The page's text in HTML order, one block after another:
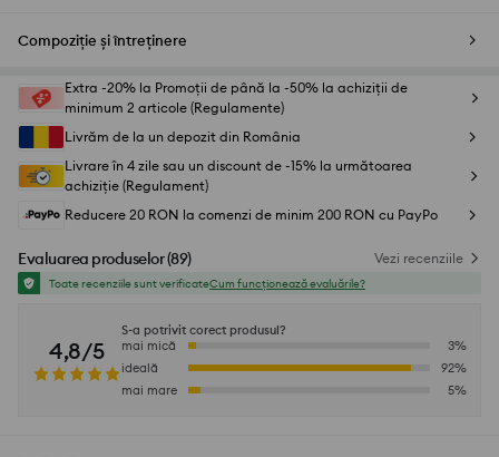
Compoziție și întreținere
Extra -20% la Promoții de până la -50% la achiziții de
minimum 2 articole (Regulamente)
Livrăm de la un depozit din România
Livrare în 4 zile sau un discount de -15% la următoarea
achiziție (Regulament)
Reducere 20 RON la comenzi de minim 200 RON cu PayPo
Evaluarea produselor(89) Vezi recenziile
Toate recenziile sunt verificateCum funcționează evaluările?
4,8/5
S-a potrivit corect produsul?
mai mică
3%
ideală
92%
mai mare
5%